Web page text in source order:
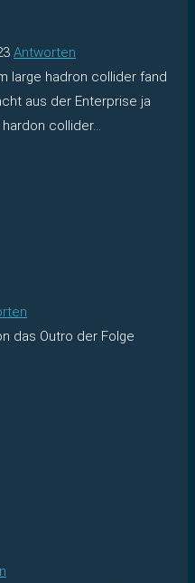
Antworten
large hadron collider fand
aus der Enterprise ja
collider…
das Outro der Folge